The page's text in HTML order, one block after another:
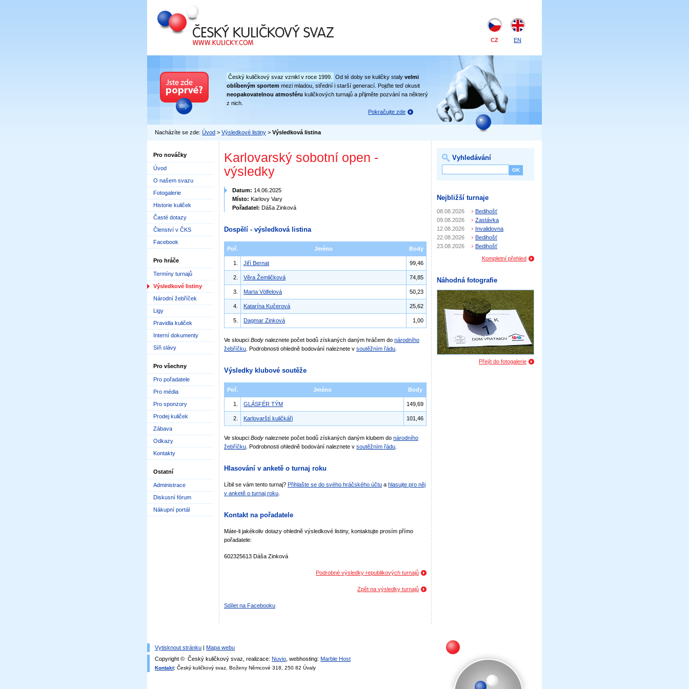
Český kuličkový svaz
CZ EN
Český kuličkový svaz vznikl v roce 1999. Od té doby se kuličky staly velmi
oblíbeným sportem mezi mladou, střední i starší generací. Pojďte teď okusit
neopakovatelnou atmosféru kuličkových turnajů a přijměte pozvání na některý
z nich.
Pokračujte zde
Nacházíte se zde: Úvod > Výsledkové listiny > Výsledková listina
Pro nováčky
Úvod
O našem svazu
Fotogalerie
Historie kuliček
Časté dotazy
Členství v ČKS
Facebook
Pro hráče
Termíny turnajů
Výsledkové listiny
Národní žebříček
Ligy
Pravidla kuliček
Interní dokumenty
Síň slávy
Pro všechny
Pro pořadatele
Pro média
Pro sponzory
Prodej kuliček
Zábava
Odkazy
Kontakty
Ostatní
Administrace
Diskusní fórum
Nákupní portál
Karlovarský sobotní open -
výsledky
Datum: 14.06.2025
Místo: Karlovy Vary
Pořadatel: Dáša Zinková
Dospělí - výsledková listina
Poř. Jméno Body
1. Jiří Bernat 99,46
2. Věra Žemličková 74,85
3. Marta Völfelová 50,23
4. Katarína Kučerová 25,62
5. Dagmar Zinková 1,00
Ve sloupci Body naleznete počet bodů získaných daným hráčem do národního
žebříčku . Podrobnosti ohledně bodování naleznete v soutěžním řádu
Výsledky klubové soutěže
Poř. Jméno Body
1. GLÁSFÉR TÝM 149,69
2. Karlovarští kuličkáři 101,46
Ve sloupci Body naleznete počet bodů získaných daným klubem do národního
žebříčku . Podrobnosti ohledně bodování naleznete v soutěžním řádu
Hlasování v anketě o turnaj roku
Líbil se vám tento turnaj? Přihlašte se do svého hráčského účtu a hlasujte pro něj
v anketě o turnaj roku
Kontakt na pořadatele
Máte-li jakékoliv dotazy ohledně výsledkové listiny, kontaktujte prosím přímo
pořadatele:
602325613 Dáša Zinková
Podrobné výsledky republikových turnajů
Zpět na výsledky turnajů
Sdílet na Facebooku
Vyhledávání
Nejbližší turnaje
08.08.2026
Bedihošť
09.08.2026
Zastávka
12.08.2026
Invalidovna
22.08.2026
Bedihošť
23.08.2026
Bedihošť
Kompletní přehled
Náhodná fotografie
Přejít do fotogalerie
Vytisknout stránku | Mapa webu
Copyright © Český kuličkový svaz, realizace: Nuvio , webhosting: Marble Host
Kontakt: Český kuličkový svaz, Boženy Němcové 318, 250 82 Úvaly